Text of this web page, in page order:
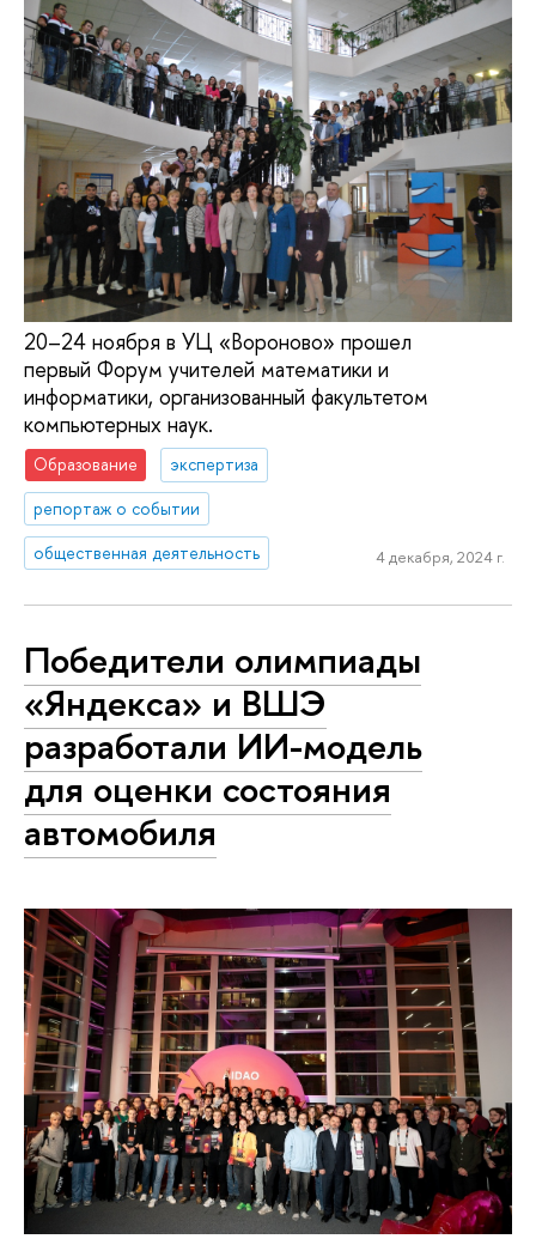
20–24 ноября в УЦ «Вороново» прошел
первый Форум учителей математики и
информатики, организованный факультетом
компьютерных наук.
Образование
экспертиза
репортаж о событии
общественная деятельность
4 декабря, 2024 г.
Победители олимпиады
«Яндекса» и ВШЭ
разработали ИИ-модель
для оценки состояния
автомобиля